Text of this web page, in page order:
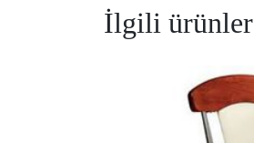
İlgili ürünler